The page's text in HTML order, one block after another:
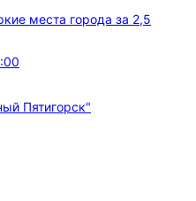
места города за 2,5